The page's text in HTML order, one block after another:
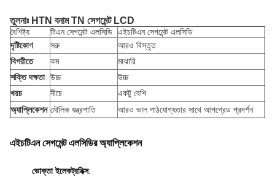
তুলনাঃ HTN বনাম TN সেগমেন্ট LCD
বৈশিষ্ট্য টিএন সেগমেন্ট এলসিডি এইচটিএন সেগমেন্ট এলসিডি
দৃষ্টিকোণ
সরু
আরও বিস্তৃত
বিপরীতে
কম
মাঝারি
শক্তি দক্ষতা উচ্চ
উচ্চ
খরচ
নীচে
একটু বেশি
অ্যাপ্লিকেশন মৌলিক যন্ত্রপাতি আরও ভাল পাঠযোগ্যতার সাথে আপগ্রেড প্রদর্শন
এইচটিএন সেগমেন্ট এলসিডির অ্যাপ্লিকেশন
ভোক্তা ইলেকট্রনিক্স: